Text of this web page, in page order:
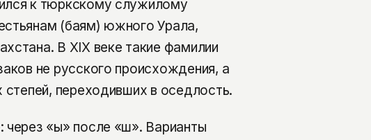
к тюркскому служилому
(баям) южного Урала,
В XIX веке такие фамилии
не русского происхождения, а
степей, переходивших в оседлость.
через «ы» после «ш». Варианты